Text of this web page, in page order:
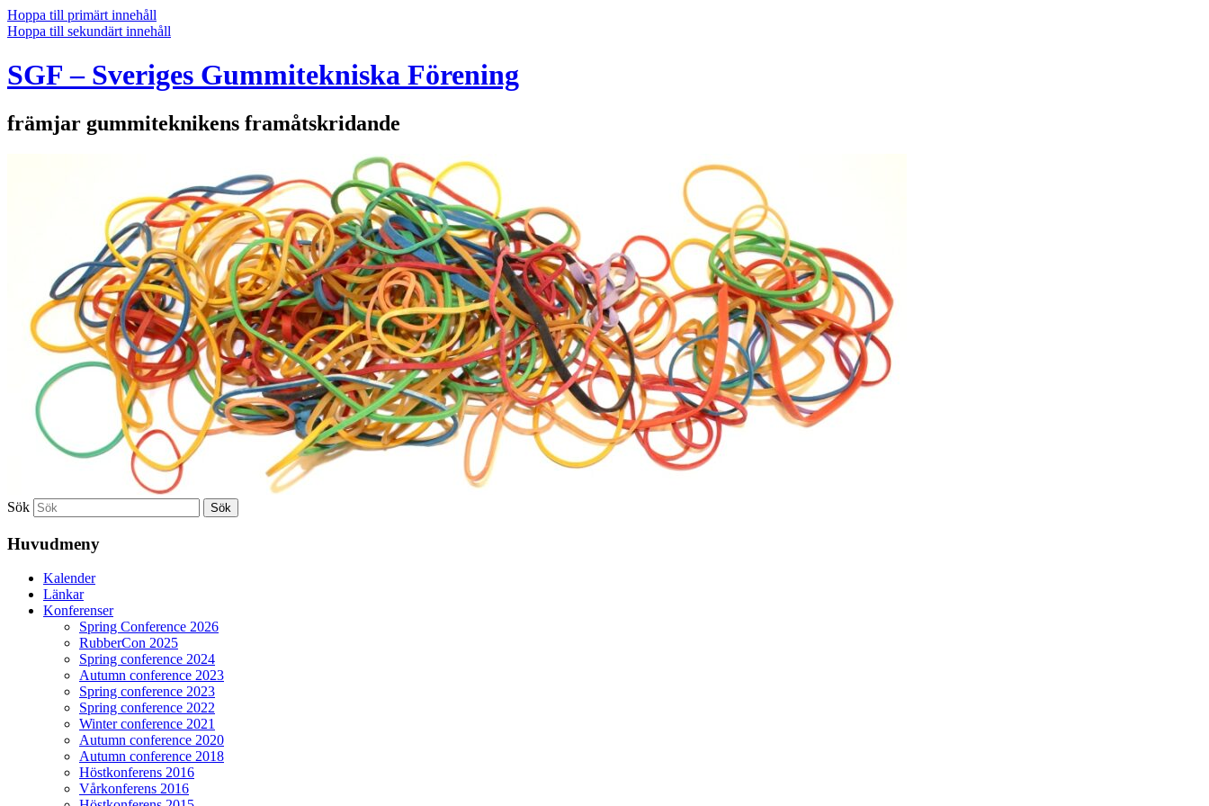
Hoppa till primärt innehåll
Hoppa till sekundärt innehåll
SGF – Sveriges Gummitekniska Förening
främjar gummiteknikens framåtskridande
Sök
Huvudmeny
Kalender
Länkar
Konferenser
Spring Conference 2026
RubberCon 2025
Spring conference 2024
Autumn conference 2023
Spring conference 2023
Spring conference 2022
Winter conference 2021
Autumn conference 2020
Autumn conference 2018
Höstkonferens 2016
Vårkonferens 2016